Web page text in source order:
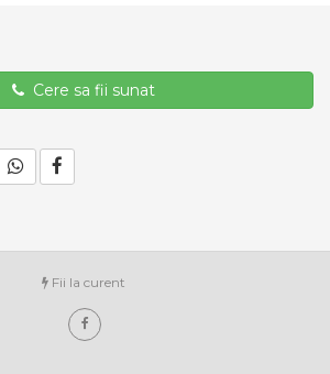
Cere sa fii sunat
Fii la curent